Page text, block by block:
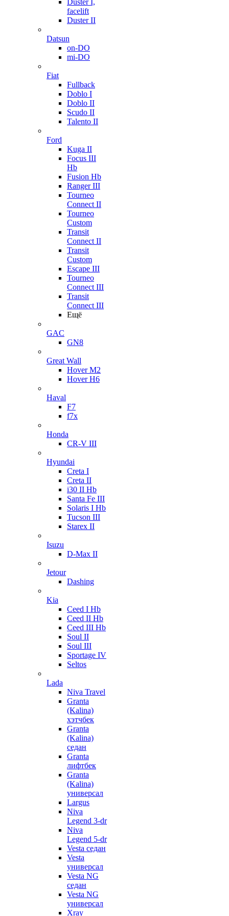
Duster I,
facelift
Duster II
Datsun
on-DO
mi-DO
Fiat
Fullback
Doblo I
Doblo II
Scudo II
Talento II
Ford
Kuga II
Focus III
Hb
Fusion Hb
Ranger III
Tourneo
Connect II
Tourneo
Custom
Transit
Connect II
Transit
Custom
Escape III
Tourneo
Connect III
Transit
Connect III
Ещё
GAC
GN8
Great Wall
Hover M2
Hover H6
Haval
F7
f7x
Honda
CR-V III
Hyundai
Creta I
Creta II
i30 II Hb
Santa Fe III
Solaris I Hb
Tucson III
Starex II
Isuzu
D-Max II
Jetour
Dashing
Kia
Ceed I Hb
Ceed II Hb
Ceed III Hb
Soul II
Soul III
Sportage IV
Seltos
Lada
Niva Travel
Granta
(Kalina)
хэтчбек
Granta
(Kalina)
седан
Granta
лифтбек
Granta
(Kalina)
универсал
Largus
Niva
Legend 3-dr
Niva
Legend 5-dr
Vesta седан
Vesta
универсал
Vesta NG
седан
Vesta NG
универсал
Xray